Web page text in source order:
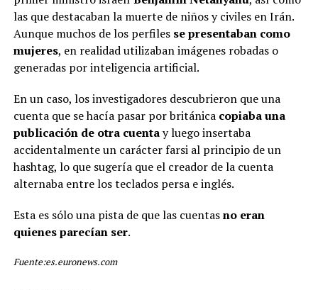
las que destacaban la muerte de niños y civiles en Irán.
Aunque muchos de los perfiles se presentaban como
mujeres, en realidad utilizaban imágenes robadas o
generadas por inteligencia artificial.
En un caso, los investigadores descubrieron que una
cuenta que se hacía pasar por británica copiaba una
publicación de otra cuentay luego insertaba
accidentalmente un carácter farsi al principio de un
hashtag, lo que sugería que el creador de la cuenta
alternaba entre los teclados persa e inglés.
Esta es sólo una pista de que las cuentasno eran
quienes parecían ser.
Fuente:es.euronews.com